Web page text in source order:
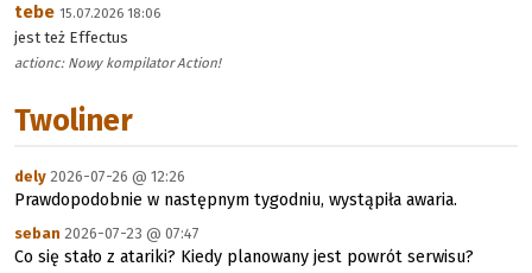
tebe 15.07.2026 18:06
jest też Effectus
actionc: Nowy kompilator Action!
Twoliner
dely 2026-07-26 @ 12:26
Prawdopodobnie w następnym tygodniu, wystąpiła awaria.
seban 2026-07-23 @ 07:47
Co się stało z atariki? Kiedy planowany jest powrót serwisu?